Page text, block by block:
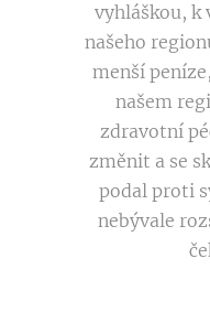
vyhláškou, k
našeho
menší
našem
zdravotní
změnit a se
podal proti
nebývale